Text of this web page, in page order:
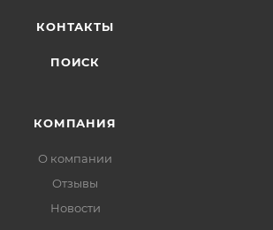
КОНТАКТЫ
ПОИСК
КОМПАНИЯ
О компании
Отзывы
Новости